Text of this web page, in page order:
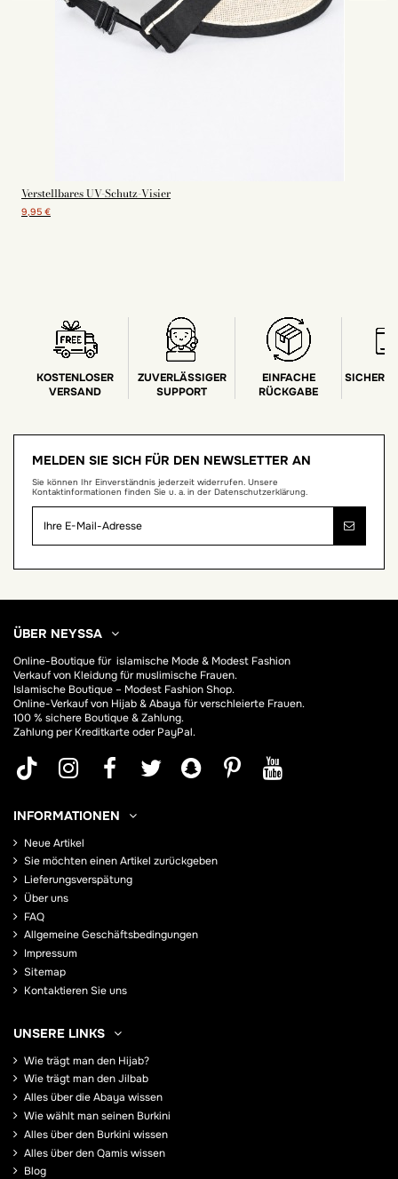
Verstellbares UV-Schutz-Visier
9,95 €
KOSTENLOSER
VERSAND
ZUVERLÄSSIGER
SUPPORT
EINFACHE
RÜCKGABE
SICHERE
MELDEN SIE SICH FÜR DEN NEWSLETTER AN
Sie können Ihr Einverständnis jederzeit widerrufen. Unsere
Kontaktinformationen finden Sie u. a. in der Datenschutzerklärung.
ÜBER NEYSSA
Online-Boutique für islamische Mode & Modest Fashion
Verkauf von Kleidung für muslimische Frauen.
Islamische Boutique – Modest Fashion Shop.
Online-Verkauf von Hijab &Abaya für verschleierte Frauen.
100 % sichere Boutique & Zahlung.
Zahlung per Kreditkarte oder PayPal.
INFORMATIONEN
Neue Artikel
Sie möchten einen Artikel zurückgeben
Lieferungsverspätung
Über uns
FAQ
Allgemeine Geschäftsbedingungen
Impressum
Sitemap
Kontaktieren Sie uns
UNSERE LINKS
Wie trägt man den Hijab?
Wie trägt man den Jilbab
Alles über die Abaya wissen
Wie wählt man seinen Burkini
Alles über den Burkini wissen
Alles über den Qamis wissen
Blog